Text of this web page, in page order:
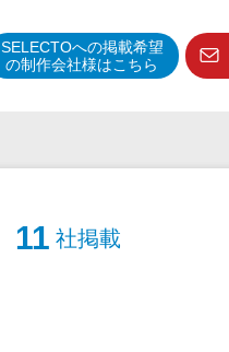
SELECTOへの掲載希望
の制作会社様はこちら
予算管理システム
11 社掲載